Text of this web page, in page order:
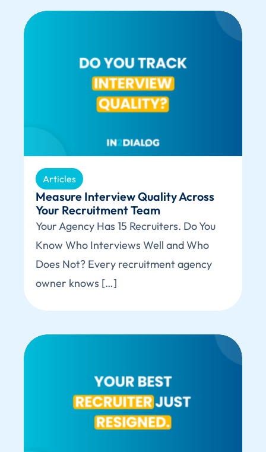
Articles
Measure Interview Quality Across
Your Recruitment Team
Your Agency Has 15 Recruiters. Do You
Know Who Interviews Well and Who
Does Not? Every recruitment agency
owner knows […]